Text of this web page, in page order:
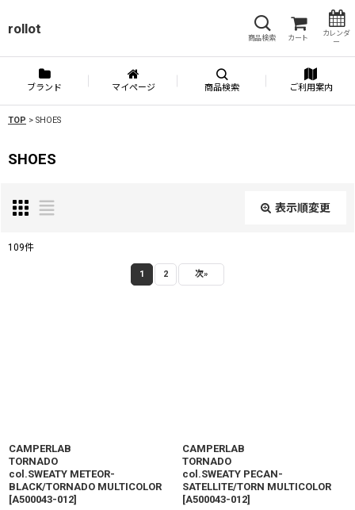
rollot
商品検索 カート
カレンダ
ー
ブランド マイページ 商品検索 ご利用案内
TOP > SHOES
SHOES
表示順変更
109件
1 2 次»
CAMPERLAB
TORNADO
col.SWEATY METEOR-
BLACK/TORNADO MULTICOLOR
[A500043-012]
CAMPERLAB
TORNADO
col.SWEATY PECAN-
SATELLITE/TORN MULTICOLOR
[A500043-012]